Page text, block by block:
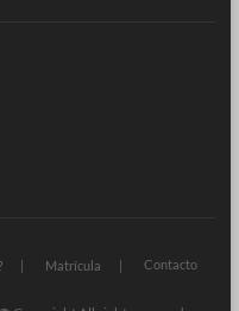
Matrícula Contacto